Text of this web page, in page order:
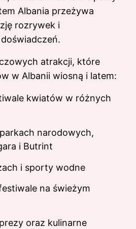
Albania przeżywa
rozrywek i
atrakcji, które
w Albanii wiosną i latem:
kwiatów w różnych
narodowych,
i Butrint
i sporty wodne
na świeżym
oraz kulinarne